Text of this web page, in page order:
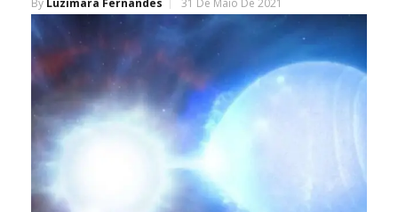
By Luzimara Fernandes 31 De Maio De 2021